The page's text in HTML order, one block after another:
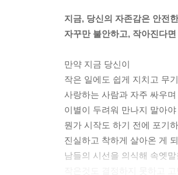
지금, 당신의 자존감은 안전
자꾸만 불안하고, 작아진다
만약 지금 당신이
작은 일에도 쉽게 지치고 무
사랑하는 사람과 자주 싸우
이별이 두려워 만나지 말아
뭔가 시작도 하기 전에 포기
진실하고 착하게 살아온 게
남들의 시선을 의식해 속엣